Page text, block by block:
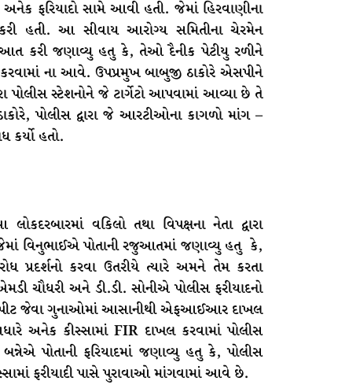
અનેક ફરિયાદો સામે આવી હતી. જેમાં હિરવાણીના
હતી. આ સીવાય આરોગ્ય સમિતીના ચેરમેન
કરી જણાવ્યુ હતુ કે, તેઓ દૈનીક પેટીયુ રળીને
ના આવે. ઉપપ્રમુખ બાબુજી ઠાકોરે એસપીને
પોલીસ સ્ટેશનોને જે ટાર્ગેટો આપવામાં આવ્યા છે તે
પોલીસ દ્વારા જે આરટીઓના કાગળો માંગ –
કર્યો હતો.
વકિલો તથા વિપક્ષના નેતા દ્વારા
વિનુભાઈએ પોતાની રજુઆતમાં જણાવ્યુ હતુ કે,
પ્રદર્શનો કરવા ઉતરીયે ત્યારે અમને તેમ કરતા
ચૌધરી અને ડી.ડી. સોનીએ પોલીસ ફરીયાદનો
જેવા ગુનાઓમાં આસાનીથી એફઆઈઆર દાખલ
અનેક કીસ્સામાં FIR દાખલ કરવામાં પોલીસ
પોતાની ફરિયાદમાં જણાવ્યુ હતુ કે, પોલીસ
ફરીયાદી પાસે પુરાવાઓ માંગવામાં આવે છે.